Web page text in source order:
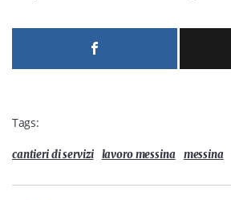
Tags:
cantieri di servizi lavoro messina messina